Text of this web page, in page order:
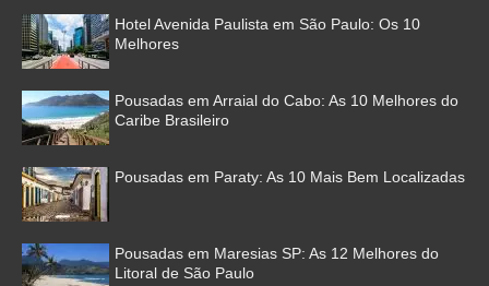
Hotel Avenida Paulista em São Paulo: Os 10
Melhores
Pousadas em Arraial do Cabo: As 10 Melhores do
Caribe Brasileiro
Pousadas em Paraty: As 10 Mais Bem Localizadas
Pousadas em Maresias SP: As 12 Melhores do
Litoral de São Paulo